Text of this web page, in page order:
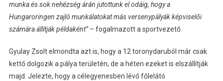
munka és sok nehézség árán jutottunk el odáig, hogy a
Hungaroringen zajló munkálatokat más versenypályák képviselői
számára állítják példaként”– fogalmazott a sportvezető.
Gyulay Zsolt elmondta azt is, hogy a 12 toronydaruból már csak
kettő dolgozik a pálya területén, de a héten ezeket is elszállítják
majd. Jelezte, hogy a célegyenesben lévő főlelátó